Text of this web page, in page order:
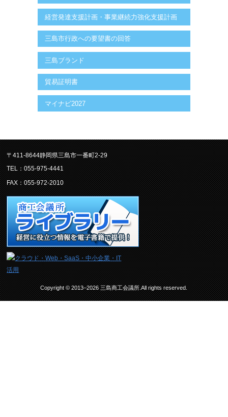
経営発達支援計画・事業継続力強化支援計画
三島市行政への要望書の回答
三島ブランド
貿易証明書
マイナビ2027
〒411-8644静岡県三島市一番町2-29
TEL：055-975-4441
FAX：055-972-2010
Copyright © 2013–2026 三島商工会議所.All rights reserved.